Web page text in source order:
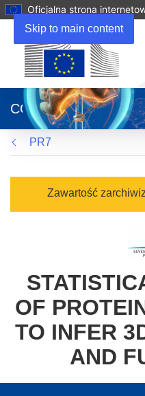
Skip to main content
Oficjalna strona
otworzy
się
w
nowym
oknie)
CORDIS
PR7
Zawartość
OF
TO INFER
AND